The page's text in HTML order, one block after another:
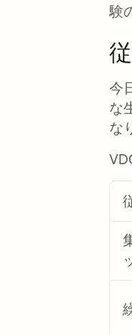
験
今
な
な